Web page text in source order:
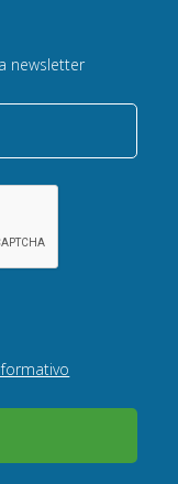
newsletter